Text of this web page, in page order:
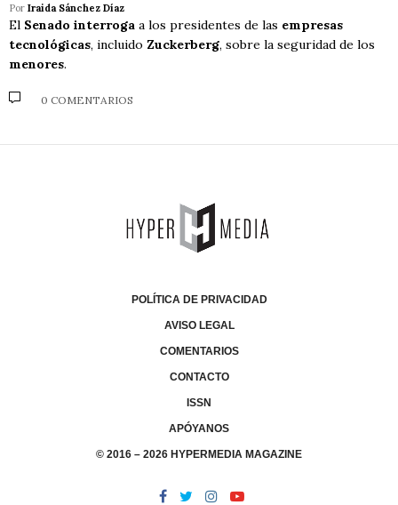
Por Iraida Sánchez Díaz
El Senado interroga a los presidentes de las empresas
tecnológicas, incluido Zuckerberg, sobre la seguridad de los
menores.
0 COMENTARIOS
POLÍTICA DE PRIVACIDAD
AVISO LEGAL
COMENTARIOS
CONTACTO
ISSN
APÓYANOS
© 2016 – 2026 HYPERMEDIA MAGAZINE